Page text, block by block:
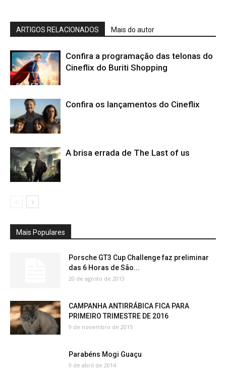
ARTIGOS RELACIONADOS Mais do autor
Confira a programação das telonas do
Cineflix do Buriti Shopping
Confira os lançamentos do Cineflix
A brisa errada de The Last of us
Mais Populares
Porsche GT3 Cup Challenge faz preliminar
das 6 Horas de São...
20 de agosto de 2013
CAMPANHA ANTIRRÁBICA FICA PARA
PRIMEIRO TRIMESTRE DE 2016
9 de novembro de 2015
Parabéns Mogi Guaçu
9 de abril de 2014